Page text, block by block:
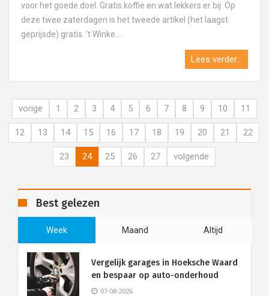
voor het goede doel. Gratis koffie en wat lekkers er bij. Op
deze twee zaterdagen is het tweede artikel (het laagst
geprijsde) gratis. ’t Winke....
Lees verder...
vorige 1 2 3 4 5 6 7 8 9 10 11
12 13 14 15 16 17 18 19 20 21 22
23 24 25 26 27 volgende
Best gelezen
Week Maand Altijd
Vergelijk garages in Hoeksche Waard
en bespaar op auto-onderhoud
07-08-2026